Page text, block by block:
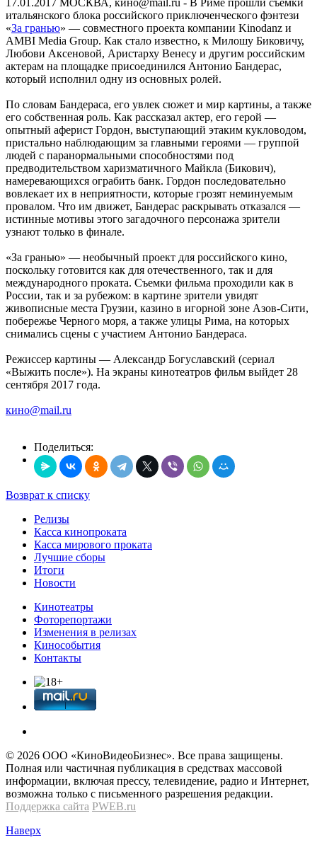
итальянского блока российского приключенческого фэнтези
«За гранью» — совместного проекта компании Kinodanz и
AMBI Media Group. Как стало известно, к Милошу Биковичу,
Любови Аксеновой, Аристарху Венесу и другим российским
актерам на площадке присоединился Антонио Бандерас,
который исполнил одну из основных ролей.
По словам Бандераса, его увлек сюжет и мир картины, а также
его собственная роль. Как рассказал актер, его герой —
опытный аферист Гордон, выступающий этаким кукловодом,
пристально наблюдающим за главными героями — группой
людей с паранормальными способностями под
предводительством харизматичного Майкла (Бикович),
намеревающихся ограбить банк. Гордон последовательно
вовлекает их в неприятности, которые грозят неминуемым
провалом. Что им движет, Бандерас раскрывать отказался —
истинные мотивы этого загадочного персонажа зрители
узнают только в финале.
«За гранью» — необычный проект для российского кино,
поскольку готовится как для отечественного, так и для
международного проката. Съемки фильма проходили как в
России, так и за рубежом: в картине зрители увидят
живописные места Грузии, казино в игорной зоне Азов-Сити,
побережье Черного моря, а также улицы Рима, на которых
снимались сцены с участием Антонио Бандераса.
Режиссер картины — Александр Богуславский (сериал
«Выжить после»). На экраны кинотеатров фильм выйдет 28
сентября 2017 года.
кино@mail.ru
Поделиться:
Возврат к списку
Релизы
Касса кинопроката
Касса мирового проката
Лучшие сборы
Итоги
Новости
Кинотеатры
Фоторепортажи
Изменения в релизах
Кинособытия
Контакты
© 2026 OOО «КиноВидеоБизнес». Все права защищены.
Полная или частичная публикация в средствах массовой
информации, включая прессу, телевидение, радио и Интернет,
возможна только с письменного разрешения редакции.
Поддержка сайта PWEB.ru
Наверх